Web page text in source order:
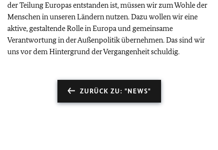
der Teilung Europas entstanden ist, müssen wir zum Wohle der
Menschen in unseren Ländern nutzen. Dazu wollen wir eine
aktive, gestaltende Rolle in Europa und gemeinsame
Verantwortung in der Außenpolitik übernehmen. Das sind wir
uns vor dem Hintergrund der Vergangenheit schuldig.
ZURÜCK ZU: "NEWS"